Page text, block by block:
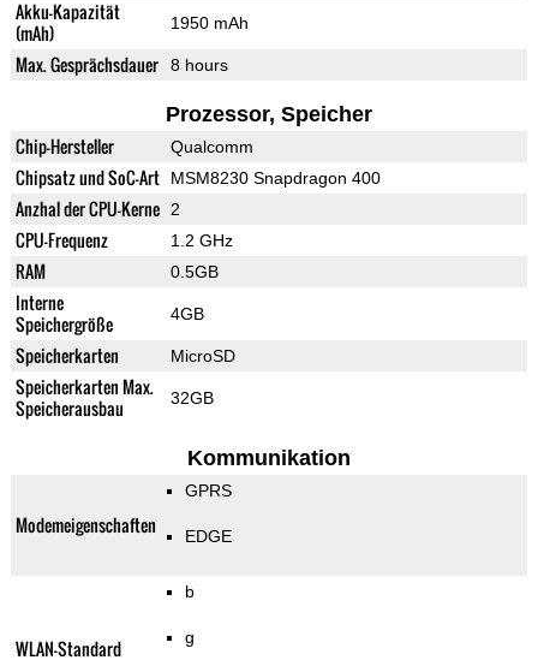
Akku-Kapazität
(mAh)
1950 mAh
Max. Gesprächsdauer 8 hours
Prozessor, Speicher
Chip-Hersteller Qualcomm
Chipsatz und SoC-Art MSM8230 Snapdragon 400
Anzhal der CPU-Kerne 2
CPU-Frequenz 1.2 GHz
RAM 0.5GB
Interne
Speichergröße
4GB
Speicherkarten MicroSD
Speicherkarten Max.
Speicherausbau
32GB
Kommunikation
Modemeigenschaften
GPRS
EDGE
WLAN-Standard
b
g